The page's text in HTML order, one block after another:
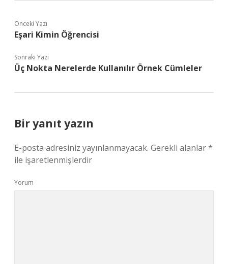
Önceki Yazı
Eşari Kimin Öğrencisi
Sonraki Yazı
Üç Nokta Nerelerde Kullanılır Örnek Cümleler
Bir yanıt yazın
E-posta adresiniz yayınlanmayacak. Gerekli alanlar*
ile işaretlenmişlerdir
Yorum